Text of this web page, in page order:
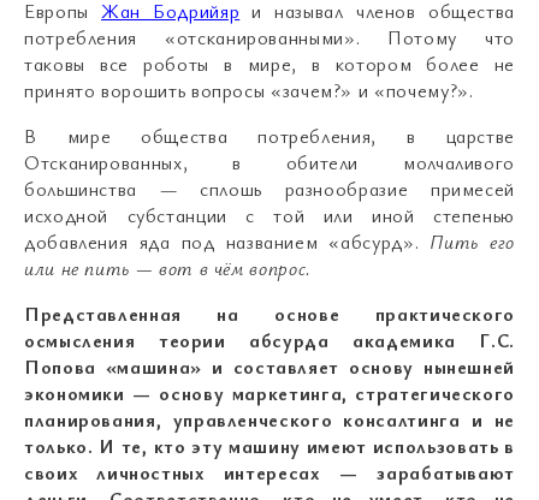
ЕвропыЖан Бодрийяр и называл членов общества
потребления «отсканированными». Потому что
таковы все роботы в мире, в котором более не
принято ворошить вопросы «зачем?» и «почему?».
В мире общества потребления, в царстве
Отсканированных, в обители молчаливого
большинства — сплошь разнообразие примесей
исходной субстанции с той или иной степенью
добавления яда под названием «абсурд». Пить его
или не пить — вот в чём вопрос.
Представленная на основе практического
осмысления теории абсурда академика Г.С.
Попова «машина» и составляет основу нынешней
экономики — основу маркетинга, стратегического
планирования, управленческого консалтинга и не
только. И те, кто эту машину имеют использовать в
своих личностных интересах — зарабатывают